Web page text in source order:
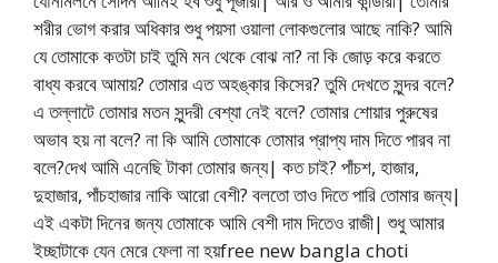
শরীর ভোগ করার অধিকার শুধু পয়সা ওয়ালা লোকগুলোর আছে নাকি? আমি
যে তোমাকে কতটা চাই তুমি মন থেকে বোঝ না? না কি জোড় করে করতে
বাধ্য করবে আমায়? তোমার এত অহঙ্কার কিসের? তুমি দেখতে সুন্দর বলে?
এ তল্লাটে তোমার মতন সুন্দরী বেশ্যা নেই বলে? তোমার শোয়ার পুরুষের
অভাব হয় না বলে? না কি আমি তোমাকে তোমার প্রাপ্য দাম দিতে পারব না
বলে?দেখ আমি এনেছি টাকা তোমার জন্য| কত চাই? পাঁচশ, হাজার,
দুহাজার, পাঁচহাজার নাকি আরো বেশী? বলতো তাও দিতে পারি তোমার জন্য|
এই একটা দিনের জন্য তোমাকে আমি বেশী দাম দিতেও রাজী| শুধু আমার
ইচ্ছাটাকে যেন মেরে ফেলা না হয়free new bangla choti